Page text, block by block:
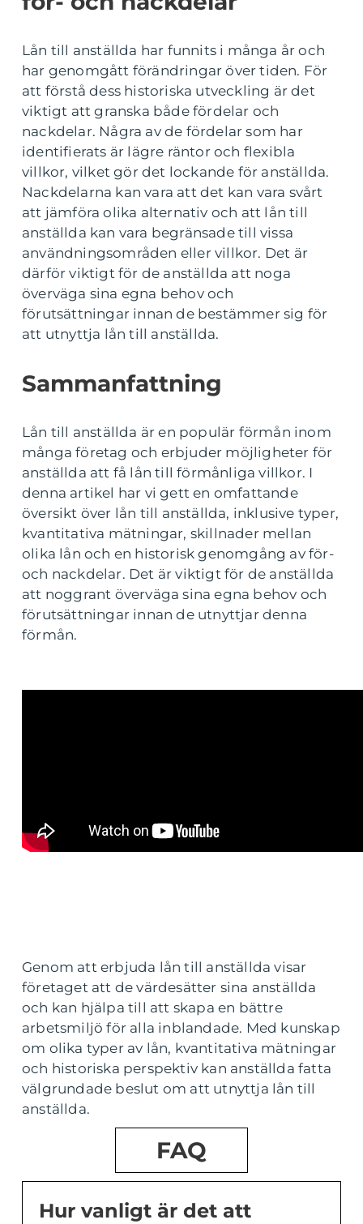
Lån till anställda har funnits i många år och
har genomgått förändringar över tiden. För
att förstå dess historiska utveckling är det
viktigt att granska både fördelar och
nackdelar. Några av de fördelar som har
identifierats är lägre räntor och flexibla
villkor, vilket gör det lockande för anställda.
Nackdelarna kan vara att det kan vara svårt
att jämföra olika alternativ och att lån till
anställda kan vara begränsade till vissa
användningsområden eller villkor. Det är
därför viktigt för de anställda att noga
överväga sina egna behov och
förutsättningar innan de bestämmer sig för
att utnyttja lån till anställda.
Sammanfattning
Lån till anställda är en populär förmån inom
många företag och erbjuder möjligheter för
anställda att få lån till förmånliga villkor. I
denna artikel har vi gett en omfattande
översikt över lån till anställda, inklusive typer,
kvantitativa mätningar, skillnader mellan
olika lån och en historisk genomgång av för-
och nackdelar. Det är viktigt för de anställda
att noggrant överväga sina egna behov och
förutsättningar innan de utnyttjar denna
förmån.
Genom att erbjuda lån till anställda visar
företaget att de värdesätter sina anställda
och kan hjälpa till att skapa en bättre
arbetsmiljö för alla inblandade. Med kunskap
om olika typer av lån, kvantitativa mätningar
och historiska perspektiv kan anställda fatta
välgrundade beslut om att utnyttja lån till
anställda.
FAQ
Hur vanligt är det att